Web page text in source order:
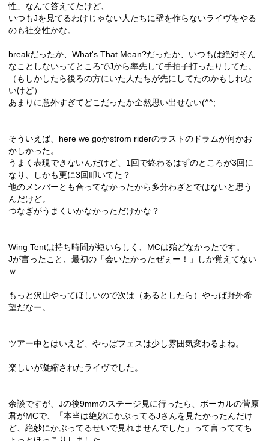
性」なんて答えてたけど、
いつもJを見てるわけじゃない人たちに壁を作らないライヴをやる
のも社交性かな。
breakだったか、What's That Mean?だったか、いつもは絶対そん
なことしないってところでJから率先して手拍子打ったりしてた。
（もしかしたら後ろの方にいた人たちが先にしてたのかもしれな
いけど）
あまりに意外すぎてどこだったか全然思い出せない(^^;
そういえば、here we goかstrom riderのラストのドラムが何かお
かしかった。
うまく表現できないんだけど、1回で終わるはずのところが3回に
なり、しかも更に3回叩いてた？
他のメンバーとも合ってなかったから多分わざとではないと思う
んだけど。
つなぎがうまくいかなかっただけかな？
Wing Tentは持ち時間が短いらしく、MCは殆どなかったです。
Jが言ったこと、最初の「会いたかったぜぇー！」しか覚えてない
ｗ
もっと沢山やってほしいので次は（あるとしたら）やっぱ野外希
望だなー。
ツアー中とはいえど、やっぱフェスは少し雰囲気変わるよね。
楽しいが凝縮されたライヴでした。
余談ですが、Jの後9mmのステージ見に行ったら、ボーカルの菅原
君がMCで、「本当は絶妙にかぶってるJさんを見たかったんだけ
ど、絶妙にかぶってるせいで見れませんでした」って言っててち